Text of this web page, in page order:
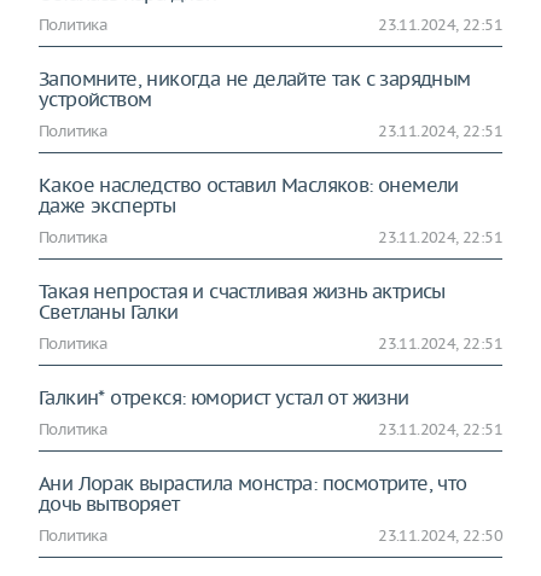
Политика 23.11.2024, 22:51
Запомните, никогда не делайте так с зарядным
устройством
Политика 23.11.2024, 22:51
Какое наследство оставил Масляков: онемели
даже эксперты
Политика 23.11.2024, 22:51
Такая непростая и счастливая жизнь актрисы
Светланы Галки
Политика 23.11.2024, 22:51
Галкин* отрекся: юморист устал от жизни
Политика 23.11.2024, 22:51
Ани Лорак вырастила монстра: посмотрите, что
дочь вытворяет
Политика 23.11.2024, 22:50